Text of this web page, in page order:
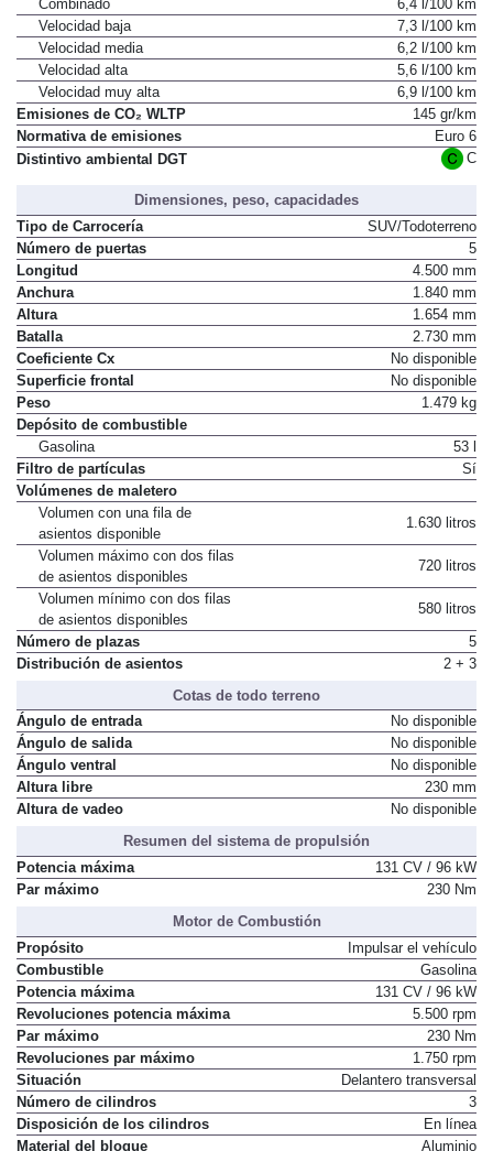
Combinado
6,4 l/100 km
Velocidad baja
7,3 l/100 km
Velocidad media
6,2 l/100 km
Velocidad alta
5,6 l/100 km
Velocidad muy alta
6,9 l/100 km
Emisiones de CO₂ WLTP
145 gr/km
Normativa de emisiones
Euro 6
Distintivo ambiental DGT
C
Dimensiones, peso, capacidades
Tipo de Carrocería
SUV/Todoterreno
Número de puertas
5
Longitud
4.500 mm
Anchura
1.840 mm
Altura
1.654 mm
Batalla
2.730 mm
Coeficiente Cx
No disponible
Superficie frontal
No disponible
Peso
1.479 kg
Depósito de combustible
Gasolina
53 l
Filtro de partículas
Sí
Volúmenes de maletero
Volumen con una fila de
asientos disponible
1.630 litros
Volumen máximo con dos filas
de asientos disponibles
720 litros
Volumen mínimo con dos filas
de asientos disponibles
580 litros
Número de plazas
5
Distribución de asientos
2 + 3
Cotas de todo terreno
Ángulo de entrada
No disponible
Ángulo de salida
No disponible
Ángulo ventral
No disponible
Altura libre
230 mm
Altura de vadeo
No disponible
Resumen del sistema de propulsión
Potencia máxima
131 CV / 96 kW
Par máximo
230 Nm
Motor de Combustión
Propósito
Impulsar el vehículo
Combustible
Gasolina
Potencia máxima
131 CV / 96 kW
Revoluciones potencia máxima
5.500 rpm
Par máximo
230 Nm
Revoluciones par máximo
1.750 rpm
Situación
Delantero transversal
Número de cilindros
3
Disposición de los cilindros
En línea
Material del bloque
Aluminio